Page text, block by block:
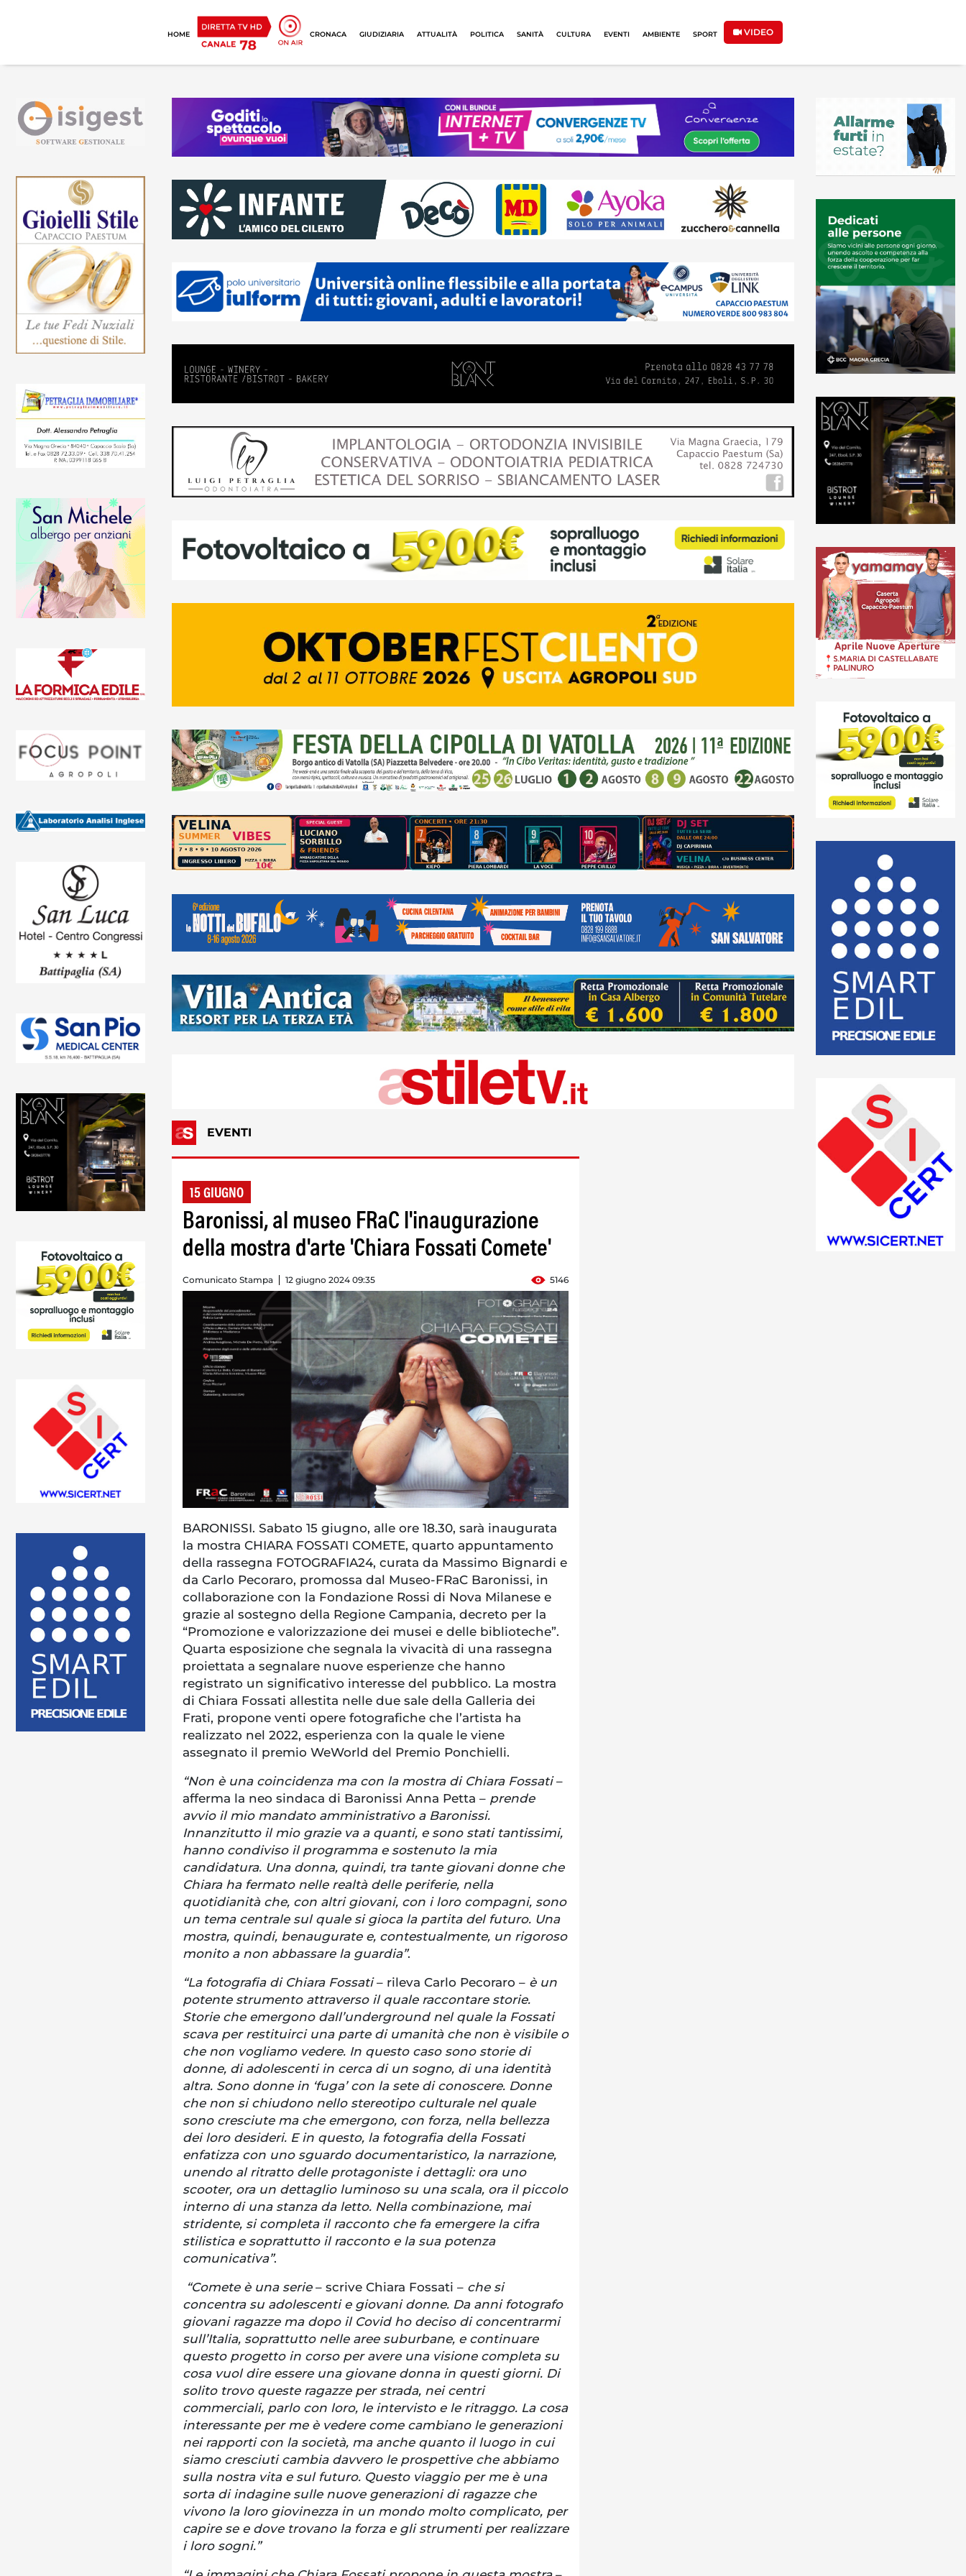
HOME CRONACA GIUDIZIARIA ATTUALITÀ POLITICA SANITÀ CULTURA EVENTI AMBIENTE SPORT VIDEO
EVENTI
15 GIUGNO
Baronissi, al museo FRaC l'inaugurazione
della mostra d'arte 'Chiara Fossati Comete'
Comunicato Stampa 12 giugno 2024 09:35 5146
BARONISSI. Sabato 15 giugno, alle ore 18.30, sarà inaugurata
la mostra CHIARA FOSSATI COMETE, quarto appuntamento
della rassegna FOTOGRAFIA24, curata da Massimo Bignardi e
da Carlo Pecoraro, promossa dal Museo-FRaC Baronissi, in
collaborazione con la Fondazione Rossi di Nova Milanese e
grazie al sostegno della Regione Campania, decreto per la
“Promozione e valorizzazione dei musei e delle biblioteche”.
Quarta esposizione che segnala la vivacità di una rassegna
proiettata a segnalare nuove esperienze che hanno
registrato un significativo interesse del pubblico. La mostra
di Chiara Fossati allestita nelle due sale della Galleria dei
Frati, propone venti opere fotografiche che l’artista ha
realizzato nel 2022, esperienza con la quale le viene
assegnato il premio WeWorld del Premio Ponchielli.
“Non è una coincidenza ma con la mostra di Chiara Fossati–
afferma la neo sindaca di Baronissi Anna Petta – prende
avvio il mio mandato amministrativo a Baronissi.
Innanzitutto il mio grazie va a quanti, e sono stati tantissimi,
hanno condiviso il programma e sostenuto la mia
candidatura. Una donna, quindi, tra tante giovani donne che
Chiara ha fermato nelle realtà delle periferie, nella
quotidianità che, con altri giovani, con i loro compagni, sono
un tema centrale sul quale si gioca la partita del futuro. Una
mostra, quindi, benaugurate e, contestualmente, un rigoroso
monito a non abbassare la guardia”.
“La fotografia di Chiara Fossati– rileva Carlo Pecoraro – è un
potente strumento attraverso il quale raccontare storie.
Storie che emergono dall’underground nel quale la Fossati
scava per restituirci una parte di umanità che non è visibile o
che non vogliamo vedere. In questo caso sono storie di
donne, di adolescenti in cerca di un sogno, di una identità
altra. Sono donne in ‘fuga’ con la sete di conoscere. Donne
che non si chiudono nello stereotipo culturale nel quale
sono cresciute ma che emergono, con forza, nella bellezza
dei loro desideri. E in questo, la fotografia della Fossati
enfatizza con uno sguardo documentaristico, la narrazione,
unendo al ritratto delle protagoniste i dettagli: ora uno
scooter, ora un dettaglio luminoso su una scala, ora il piccolo
interno di una stanza da letto. Nella combinazione, mai
stridente, si completa il racconto che fa emergere la cifra
stilistica e soprattutto il racconto e la sua potenza
comunicativa”.
“Comete è una serie– scrive Chiara Fossati – che si
concentra su adolescenti e giovani donne. Da anni fotografo
giovani ragazze ma dopo il Covid ho deciso di concentrarmi
sull’Italia, soprattutto nelle aree suburbane, e continuare
questo progetto in corso per avere una visione completa su
cosa vuol dire essere una giovane donna in questi giorni. Di
solito trovo queste ragazze per strada, nei centri
commerciali, parlo con loro, le intervisto e le ritraggo. La cosa
interessante per me è vedere come cambiano le generazioni
nei rapporti con la società, ma anche quanto il luogo in cui
siamo cresciuti cambia davvero le prospettive che abbiamo
sulla nostra vita e sul futuro. Questo viaggio per me è una
sorta di indagine sulle nuove generazioni di ragazze che
vivono la loro giovinezza in un mondo molto complicato, per
capire se e dove trovano la forza e gli strumenti per realizzare
i loro sogni.”